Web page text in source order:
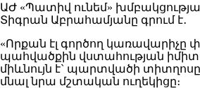
ԱԺ «Պատիվ ունեմ»
Տիգրան Աբրահամյանը գրում է․
«Որքան էլ գործող կառավարիչը
պահվածքին վստահության
միևնույն է` պարտվածի տիտղոսը
մնալ նրա մշտական ուղեկիցը։